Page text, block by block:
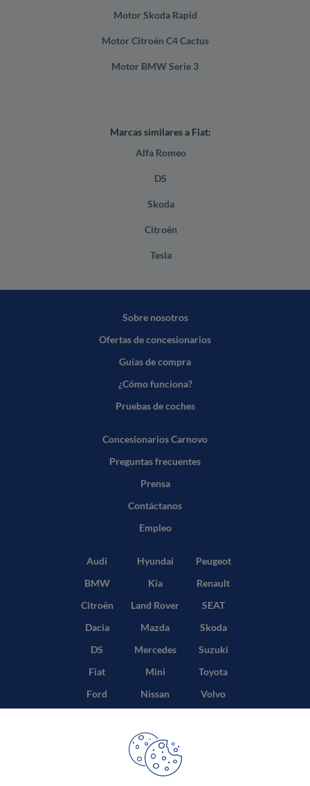
Motor Skoda Rapid
Motor Citroën C4 Cactus
Motor BMW Serie 3
Marcas similares a Fiat:
Alfa Romeo
DS
Skoda
Citroën
Tesla
Sobre nosotros
Ofertas de concesionarios
Guías de compra
¿Cómo funciona?
Pruebas de coches
Concesionarios Carnovo
Preguntas frecuentes
Prensa
Contáctanos
Empleo
Audi
BMW
Citroën
Dacia
DS
Fiat
Ford
Hyundai
Kia
Land Rover
Mazda
Mercedes
Mini
Nissan
Peugeot
Renault
SEAT
Skoda
Suzuki
Toyota
Volvo